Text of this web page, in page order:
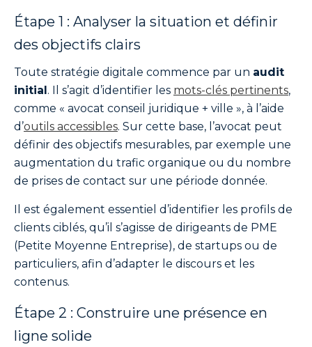
Étape 1 : Analyser la situation et définir
des objectifs clairs
Toute stratégie digitale commence par un audit
initial. Il s’agit d’identifier les mots-clés pertinents,
comme « avocat conseil juridique + ville », à l’aide
d’outils accessibles. Sur cette base, l’avocat peut
définir des objectifs mesurables, par exemple une
augmentation du trafic organique ou du nombre
de prises de contact sur une période donnée.
Il est également essentiel d’identifier les profils de
clients ciblés, qu’il s’agisse de dirigeants de PME
(Petite Moyenne Entreprise), de startups ou de
particuliers, afin d’adapter le discours et les
contenus.
Étape 2 : Construire une présence en
ligne solide